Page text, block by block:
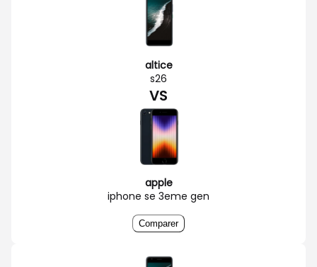
altice
s26
VS
apple
iphone se 3eme gen
Comparer